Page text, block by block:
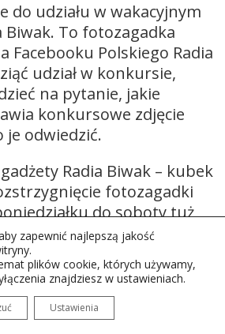
do udziału w wakacyjnym
Biwak. To fotozagadka
Facebooku Polskiego Radia
udział w konkursie,
na pytanie, jakie
konkursowe zdjęcie
je odwiedzić.
Radia Biwak – kubek
fotozagadki
do soboty tuż
zapewnić najlepszą jakość
plików cookie, których używamy,
znajdziesz w ustawieniach.
Ustawienia